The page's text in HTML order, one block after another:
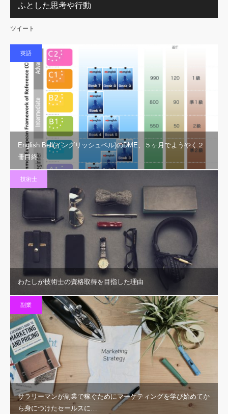
ふとした思考や行動
ツイート
英語
English Bell(イングリッシュベル)のDME、５ヶ月でようやく２
冊目終…
技術士
わたしが技術士の資格取得を目指した理由
副業
サラリーマンが副業で稼ぐためにマーケティングを学び始めてか
ら身につけたセールスに…